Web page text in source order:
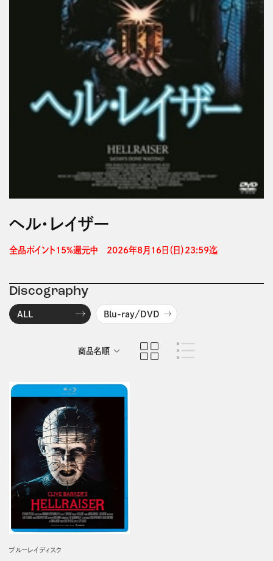
ヘル・レイザー
全品ポイント15%還元中　2026年8月16日（日）23:59迄
Discography
ALL Blu-ray/DVD
商品名順
ブルーレイディスク